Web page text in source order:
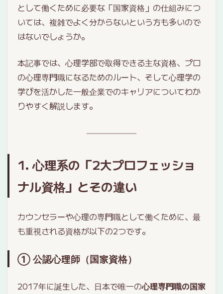
として働くために必要な「国家資格」の仕組みにつ
いては、複雑でよく分からないという方も多いので
はないでしょうか。
本記事では、心理学部で取得できる主な資格、プロ
の心理専門職になるためのルート、そして心理学の
学びを活かした一般企業でのキャリアについてわか
りやすく解説します。
1. 心理系の「2大プロフェッショ
ナル資格」とその違い
カウンセラーや心理の専門職として働くために、最
も重視される資格が以下の2つです。
① 公認心理師（国家資格）
2017年に誕生した、日本で唯一の心理専門職の国家